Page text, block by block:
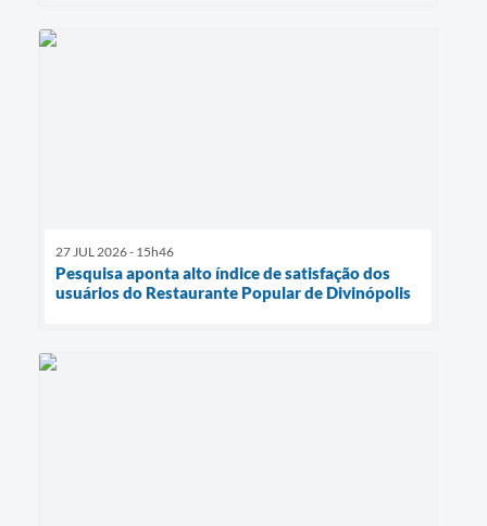
27 JUL 2026 - 15h46
Pesquisa aponta alto índice de satisfação dos
usuários do Restaurante Popular de Divinópolis